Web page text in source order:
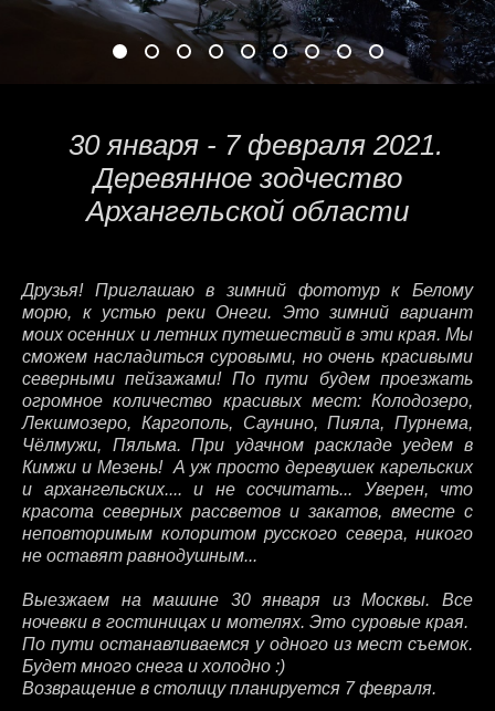
30 января - 7 февраля 2021.
Деревянное зодчество
Архангельской области
Друзья! Приглашаю в зимний фототур к Белому
морю, к устью реки Онеги. Это зимний вариант
моих осенних и летних путешествий в эти края. Мы
сможем насладиться суровыми, но очень красивыми
северными пейзажами! По пути будем проезжать
огромное количество красивых мест: Колодозеро,
Лекшмозеро, Каргополь, Саунино, Пияла, Пурнема,
Чёлмужи, Пяльма. При удачном раскладе уедем в
Кимжи и Мезень! А уж просто деревушек карельских
и архангельских.... и не сосчитать... Уверен, что
красота северных рассветов и закатов, вместе с
неповторимым колоритом русского севера, никого
не оставят равнодушным...
Выезжаем на машине 30 января из Москвы. Все
ночевки в гостиницах и мотелях. Это суровые края.
По пути останавливаемся у одного из мест съемок.
Будет много снега и холодно :)
Возвращение в столицу планируется 7 февраля.